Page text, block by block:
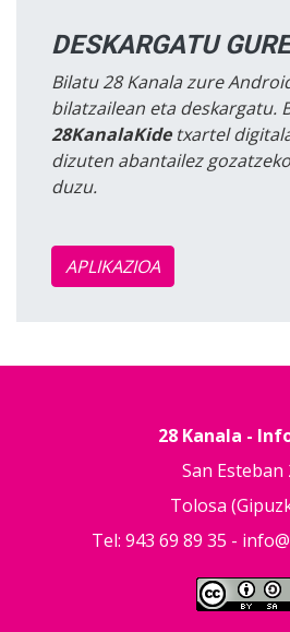
DESKARGATU
Bilatu 28 Kanala zure
bilatzailean eta deskargatu.
28KanalaKidetxartel
dizuten abantailez
duzu.
APLIKAZIOA
28 Kanala -
San Esteban
Tolosa
Tel: 943 69 89 35 -